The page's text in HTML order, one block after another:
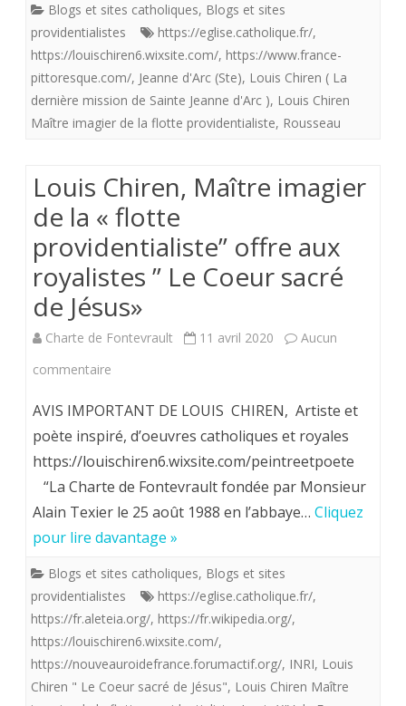
dernière
mission
Jeanne
d’Arc
Blogs et sites catholiques, Blogs et sites
providentialistes
https://eglise.catholique.fr/,
https://louischiren6.wixsite.com/, https://www.france-
pittoresque.com/, Jeanne d'Arc (Ste), Louis Chiren ( La
dernière mission de Sainte Jeanne d'Arc ), Louis Chiren
Maître imagier de la flotte providentialiste, Rousseau
Louis Chiren, Maître imagier
de la « flotte
providentialiste” offre aux
royalistes ” Le Coeur sacré
de Jésus»
Charte de Fontevrault 11 avril 2020
Aucun
commentaire
Chiren,
Maître
imagier
«
flotte
offre
AVIS IMPORTANT DE LOUIS CHIREN, Artiste et
poète inspiré, d’oeuvres catholiques et royales
https://louischiren6.wixsite.com/peintreetpoete
“La Charte de Fontevrault fondée par Monsieur
Alain Texier le 25 août 1988 en l’abbaye… Cliquez
pour lire davantage »
Blogs et sites catholiques, Blogs et sites
providentialistes
https://eglise.catholique.fr/,
https://fr.aleteia.org/, https://fr.wikipedia.org/,
https://louischiren6.wixsite.com/,
https://nouveauroidefrance.forumactif.org/, INRI, Louis
Chiren " Le Coeur sacré de Jésus", Louis Chiren Maître